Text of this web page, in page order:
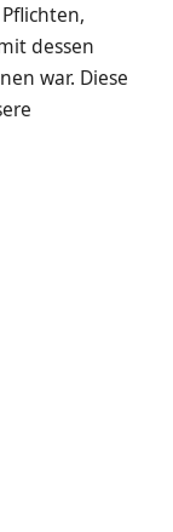
dessen
war. Diese